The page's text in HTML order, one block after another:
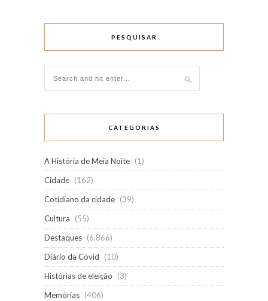
PESQUISAR
CATEGORIAS
A História de Meia Noite (1)
Cidade (162)
Cotidiano da cidade (39)
Cultura
(55)
Destaques (6.866)
Diário da Covid
(10)
Histórias de eleição
(3)
Memórias (406)